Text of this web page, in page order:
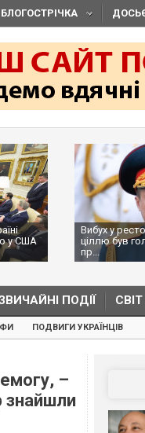
БЛОГОСТРІЧКА
у США
Вибух у
ціллю був
пр...
ПОДІЇ СВІТ
ПОДВИГИ УКРАЇНЦІВ
–
знайшли